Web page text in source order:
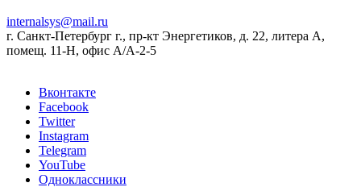
internalsys@mail.ru
г. Санкт-Петербург г., пр-кт Энергетиков, д. 22, литера А,
помещ. 11-Н, офис А/А-2-5
Вконтакте
Facebook
Twitter
Instagram
Telegram
YouTube
Одноклассники